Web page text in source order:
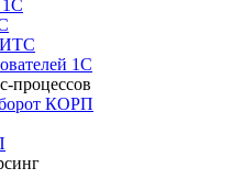
1С
1С
процессов
КОРП